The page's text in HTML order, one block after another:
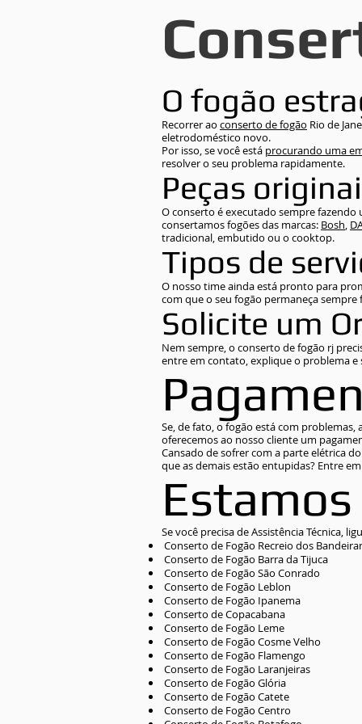
BARÃO DE MESQUITA 232 TIJUCA, RIO DE JANEIRO, RJ, COM SERVIÇOS DE MANUTENÇÃO DE AQUECEDOR A GÁS A MAIS DE
CONSERTO DE AQUECEDOR A GÁS, CASA DA MANUTENÇÃO, VEM OFERECER, MANUTENÇÃO PREVENTIVA E CORRETIVA EM
MARCAS RINNAI, KOMECO, KOBE, LORENZETTI, JUNKERS, BOSCH, INOVA, ORBIS, GERAL, COSMOPOLITA, HARMA, EQUIBRAS,
DE BOILER A GÁS, ELETRICO, SOLAR, VENDA DE AQUECEDORES A GÁS, RINNAI, ORBIS, LORENZETTI, KOMECO, INOVA, E
ÁREAS DE ATENDIMENTOS. TIJUCA E GRANDE TIJUCA : Andarai , Tijuca , Grajau , Vila Isabel , Aldeia Campista , Maracanã ,
Francisco Xavier , Saens peña . São Cristovão, São Jenuario.
CENTRO RIO DE JANEIRO E GRANDE CENTRO RJ : Bairros para Atendimento : Santa Teresa , Centro , Lapa , Gloria , Catete ,
Flamengo ,Botafogo , Humaita , Laranjeiras , Catumbi , Riachuelo
MÉIER E BAIRRO PROXIMOS : Meier , Cachambi , Sampaio , Rocha , Maria da Graça , Lins de Vasconcelos , Engenho de
COPACABANA E TODA ZONA SUL DO RJ: Copacabana , Leme , Ipanema , Leblon , Gavea , São Conrado, Urca, Botafogo,
BARRA DA TIJUCA E TODA ZONA OESTE : Barra da Tijuca , Recreio dos Bandeirantes, Jacarepaguá, Autódromo, Vila do Pan,
Curicica, Campo Grade, Freguesia Jacarepaguá, Anil, Pechincha, Tanque, Taquara, Praça Seca, Vila Valqueire, Sulacap e outros
BAIRROS DA ILHA DO GOVERNADOR: Freguesia Ilha do governador, Cacuia Ilha do governado, Tauá Ilha do governado,
TEMOS UM TÉCNICO EM CADA BAIRRO PARA ATENDIMENTO RAPIDO. TÉCNICO DE MOTO PARA AGILIDADE NOS
ATENDEMOS NO MESMO DIA LIGANDO ATÉ AS 12 HORAS OU COM AGENDAMENTO PARA O DIA SEGUINTE COM PERÍODO
O fogão
Recorrer ao conserto de fogão Rio de
eletrodoméstico novo.
Por isso, se você está procurando uma
resolver o seu problema rapidamente.
Peças
O conserto é executado sempre
consertamos fogões das marcas: Bosh,
tradicional, embutido ou o cooktop.
Tipos de
O nosso time ainda está pronto para
com que o seu fogão permaneça
Solicite um
Nem sempre, o conserto de fogão rj
entre em contato, explique o problema
Se, de fato, o fogão está com
oferecemos ao nosso cliente um
Cansado de sofrer com a parte elétrica
que as demais estão entupidas? Entre
Se você precisa de Assistência Técnica,
Conserto de Fogão Recreio dos
Conserto de Fogão Barra da Tijuca
Conserto de Fogão São Conrado
Conserto de Fogão Leblon
Conserto de Fogão Ipanema
Conserto de Copacabana
Conserto de Fogão Leme
Conserto de Fogão Cosme Velho
Conserto de Fogão Flamengo
Conserto de Fogão Laranjeiras
Conserto de Fogão Glória
Conserto de Fogão Catete
Conserto de Fogão Centro